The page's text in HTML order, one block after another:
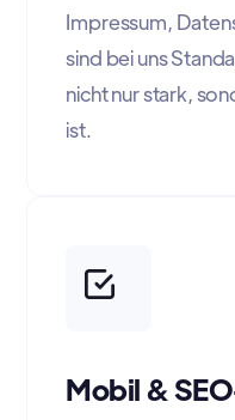
Impressum,
sind bei uns
nicht nur stark,
ist.
Mobil &